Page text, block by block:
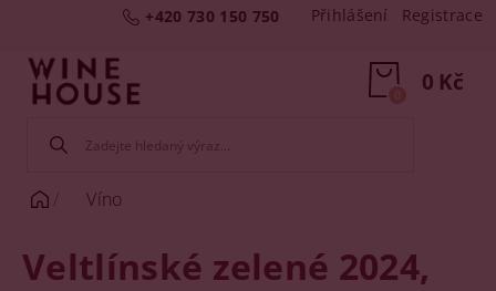
+420 730 150 750 Přihlášení Registrace
0 Kč
0
Víno
Veltlínské zelené 2024,